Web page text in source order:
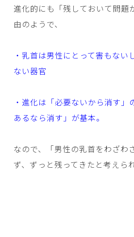
進化的にも「残しておいて問題
由のようで、
・乳首は男性にとって害もない
ない器官
・進化は「必要ないから消す」
あるなら消す」が基本。
なので、「男性の乳首をわざわ
ず、ずっと残ってきたと考えら